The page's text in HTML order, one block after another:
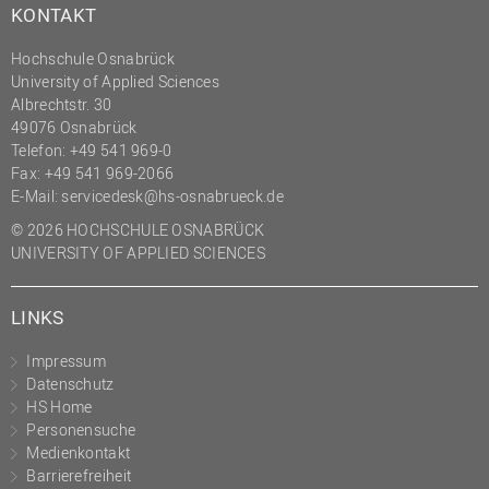
(PMO)
Prozessmanagement
Recht
Science to Business GmbH
Studierendensekretariat
Studium und Lehre
Transfer- und
Innovationsmanagement
KONTAKT
Hochschule Osnabrück
University of Applied Sciences
Albrechtstr. 30
49076 Osnabrück
Telefon: +49 541 969-0
Fax: +49 541 969-2066
E-Mail: servicedesk@hs-osnabrueck.de
© 2026 HOCHSCHULE OSNABRÜCK
UNIVERSITY OF APPLIED SCIENCES
LINKS
Impressum
Datenschutz
HS Home
Personensuche
Medienkontakt
Barrierefreiheit